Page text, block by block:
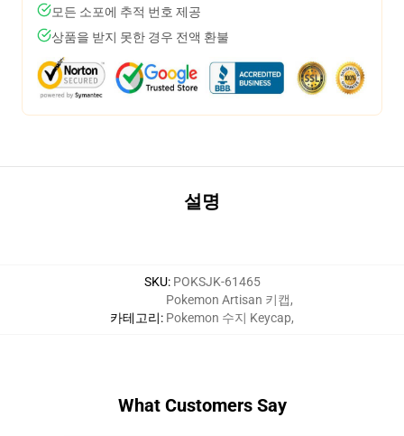
모든 소포에 추적 번호 제공
상품을 받지 못한 경우 전액 환불
설명
SKU: POKSJK-61465
카테고리:
Pokemon Artisan 키캡,
Pokemon 수지 Keycap,
What Customers Say